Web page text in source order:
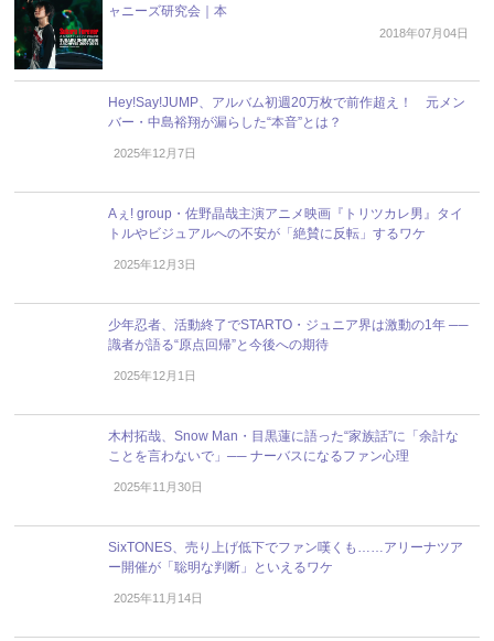
ャニーズ研究会｜本
2018年07月04日
Hey!Say!JUMP、アルバム初週20万枚で前作超え！ 元メン
バー・中島裕翔が漏らした“本音”とは？
2025年12月7日
Aぇ! group・佐野晶哉主演アニメ映画『トリツカレ男』タイ
トルやビジュアルへの不安が「絶賛に反転」するワケ
2025年12月3日
少年忍者、活動終了でSTARTO・ジュニア界は激動の1年 ──
識者が語る“原点回帰”と今後への期待
2025年12月1日
木村拓哉、Snow Man・目黒蓮に語った“家族話”に「余計な
ことを言わないで」── ナーバスになるファン心理
2025年11月30日
SixTONES、売り上げ低下でファン嘆くも……アリーナツア
ー開催が「聡明な判断」といえるワケ
2025年11月14日